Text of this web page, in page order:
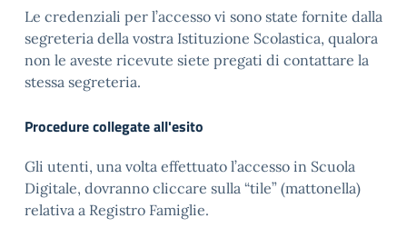
Le credenziali per l’accesso vi sono state fornite dalla
segreteria della vostra Istituzione Scolastica, qualora
non le aveste ricevute siete pregati di contattare la
stessa segreteria.
Procedure collegate all'esito
Gli utenti, una volta effettuato l’accesso in Scuola
Digitale, dovranno cliccare sulla “tile” (mattonella)
relativa a Registro Famiglie.